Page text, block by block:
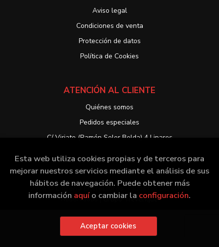
Aviso legal
Condiciones de venta
Protección de datos
Política de Cookies
ATENCIÓN AL CLIENTE
Quiénes somos
Pedidos especiales
C/ Viriato (Ramón Soler Belda) 4 Linares
2026 ©Librería EntreLibros . Todos los Derechos
Reservados |Grupo Trevenque
Esta web utiliza cookies propias y de terceros para
mejorar nuestros servicios mediante el análisis de sus
hábitos de navegación. Puede obtener más
información aquío cambiar la configuración.
Aceptar cookies